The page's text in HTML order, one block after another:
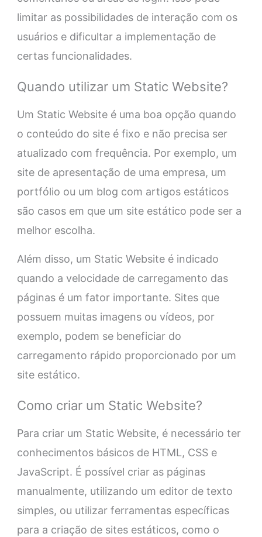
limitar as possibilidades de interação com os
usuários e dificultar a implementação de
certas funcionalidades.
Quando utilizar um Static Website?
Um Static Website é uma boa opção quando
o conteúdo do site é fixo e não precisa ser
atualizado com frequência. Por exemplo, um
site de apresentação de uma empresa, um
portfólio ou um blog com artigos estáticos
são casos em que um site estático pode ser a
melhor escolha.
Além disso, um Static Website é indicado
quando a velocidade de carregamento das
páginas é um fator importante. Sites que
possuem muitas imagens ou vídeos, por
exemplo, podem se beneficiar do
carregamento rápido proporcionado por um
site estático.
Como criar um Static Website?
Para criar um Static Website, é necessário ter
conhecimentos básicos de HTML, CSS e
JavaScript. É possível criar as páginas
manualmente, utilizando um editor de texto
simples, ou utilizar ferramentas específicas
para a criação de sites estáticos, como o